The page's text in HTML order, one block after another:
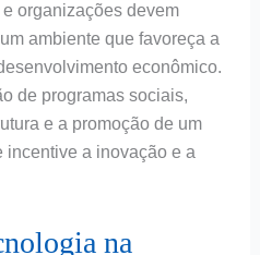
organizações devem
ambiente que favoreça a
econômico.
de programas sociais,
e a promoção de um
incentive a inovação e a
na